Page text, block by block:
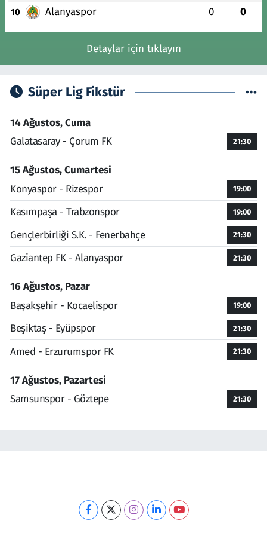
10 Alanyaspor 0 0
Detaylar için tıklayın
Süper Lig Fikstür
14 Ağustos, Cuma
Galatasaray - Çorum FK
21:30
15 Ağustos, Cumartesi
Konyaspor - Rizespor
19:00
Kasımpaşa - Trabzonspor 19:00
Gençlerbirliği S.K. - Fenerbahçe 21:30
Gaziantep FK - Alanyaspor 21:30
16 Ağustos, Pazar
Başakşehir - Kocaelispor
19:00
Beşiktaş - Eyüpspor 21:30
Amed - Erzurumspor FK 21:30
17 Ağustos, Pazartesi
Samsunspor - Göztepe
21:30